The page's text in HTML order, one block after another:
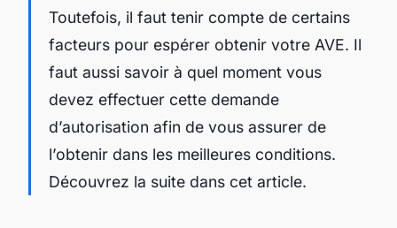
Toutefois, il faut tenir compte de certains
facteurs pour espérer obtenir votre AVE. Il
faut aussi savoir à quel moment vous
devez effectuer cette demande
d’autorisation afin de vous assurer de
l’obtenir dans les meilleures conditions.
Découvrez la suite dans cet article.